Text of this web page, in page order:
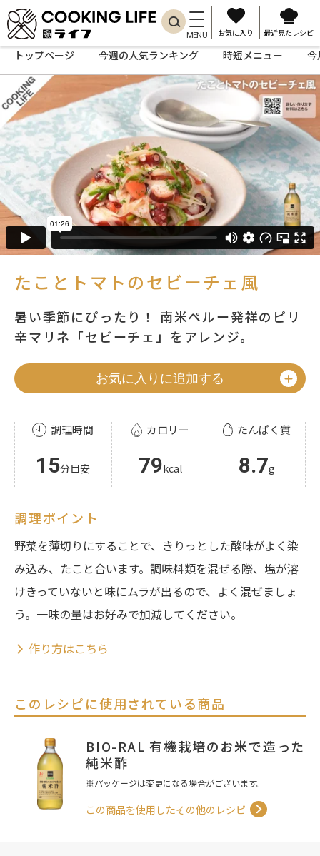
お気に入り 最近見たレシピ
MENU
トップページ 今週の人気ランキング 時短メニュー 今
たことトマトのセビーチェ風
暑い季節にぴったり！ 南米ペルー発祥のピリ
辛マリネ「セビーチェ」をアレンジ。
お気に入りに追加する
調理時間
15分目安
カロリー
79kcal
たんぱく質
8.7g
調理ポイント
野菜を薄切りにすることで、きりっとした酸味がよく染
み込み、たこと合います。調味料類を混ぜる際、塩が溶
けきっていないと味にムラが出るので、よく混ぜましょ
う。一味の量はお好みで加減してください。
作り方はこちら
このレシピに使用されている商品
BIO-RAL 有機栽培のお米で造った
純米酢
※パッケージは変更になる場合がございます。
この商品を使用したその他のレシピ